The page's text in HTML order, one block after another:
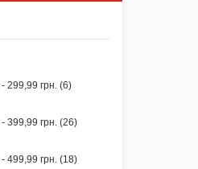
- 299,99 грн. (6)
- 399,99 грн. (26)
- 499,99 грн. (18)